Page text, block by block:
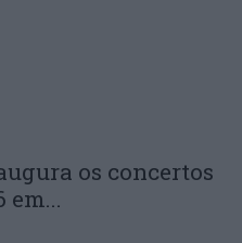
os concertos
em...